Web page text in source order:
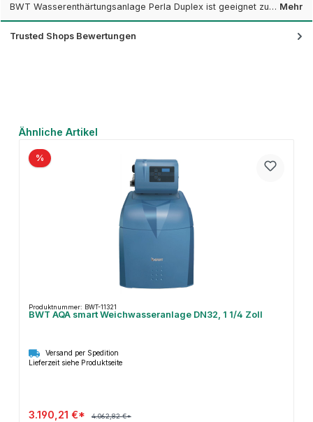
BWT Wasserenthärtungsanlage Perla Duplex ist geeignet zu… Mehr
Trusted Shops Bewertungen
Produktgalerie überspringen
Ähnliche Artikel
%
Produktnummer: BWT-11321
BWT AQA smart Weichwasseranlage DN32, 1 1/4 Zoll
Versand per Spedition
Lieferzeit siehe Produktseite
3.190,21 €* 4.062,82 €*